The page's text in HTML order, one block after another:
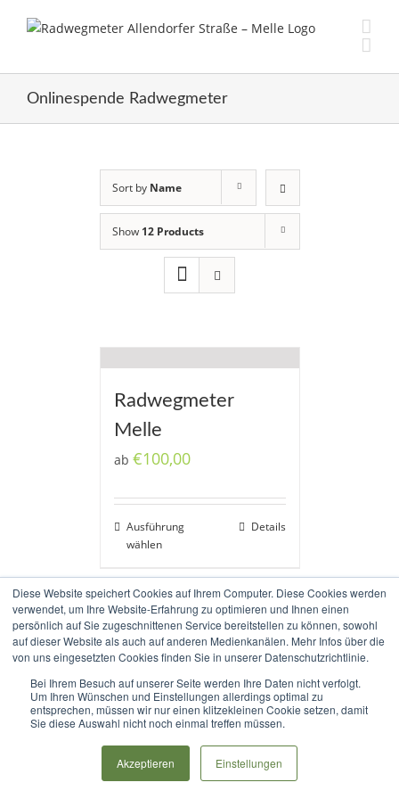
Diese Website speichert Cookies auf Ihrem Computer. Diese Cookies werden
verwendet, um Ihre Website-Erfahrung zu optimieren und Ihnen einen
persönlich auf Sie zugeschnittenen Service bereitstellen zu können, sowohl
auf dieser Website als auch auf anderen Medienkanälen. Mehr Infos über die
von uns eingesetzten Cookies finden Sie in unserer Datenschutzrichtlinie.
Bei Ihrem Besuch auf unserer Seite werden Ihre Daten nicht verfolgt.
Um Ihren Wünschen und Einstellungen allerdings optimal zu
entsprechen, müssen wir nur einen klitzekleinen Cookie setzen, damit
Sie diese Auswahl nicht noch einmal treffen müssen.
Akzeptieren Einstellungen
Onlinespende Radwegmeter
Sort by Name
Show 12 Products
Radwegmeter
Melle
ab €100,00
Ausführung
wählen
Details
Copyright 2017-2020 Radweg Allendorfer Straße e.V. |Impressum
Datenschutz|Haftungsausschluss
Rss